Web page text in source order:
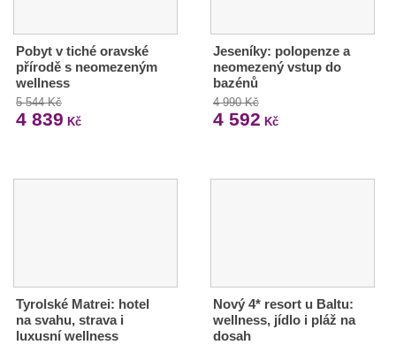
Pobyt v tiché oravské
přírodě s neomezeným
wellness
5 544 Kč
4 839 Kč
Jeseníky: polopenze a
neomezený vstup do
bazénů
4 990 Kč
4 592 Kč
Tyrolské Matrei: hotel
na svahu, strava i
luxusní wellness
Nový 4* resort u Baltu:
wellness, jídlo i pláž na
dosah